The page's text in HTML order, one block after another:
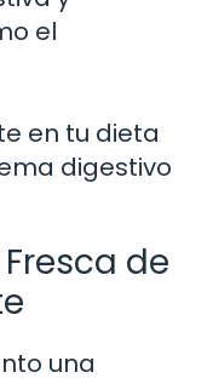
el
en tu dieta
digestivo
de
una